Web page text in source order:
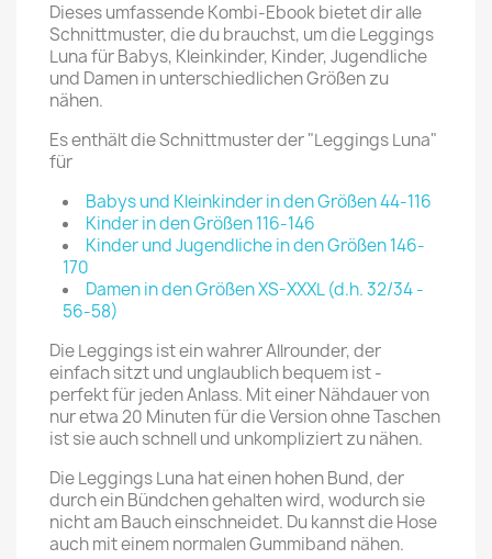
Dieses umfassende Kombi-Ebook bietet dir alle
Schnittmuster, die du brauchst, um die Leggings
Luna für Babys, Kleinkinder, Kinder, Jugendliche
und Damen in unterschiedlichen Größen zu
nähen.
Es enthält die Schnittmuster der "Leggings Luna"
für
Babys und Kleinkinder in den Größen 44-116
Kinder in den Größen 116-146
Kinder und Jugendliche in den Größen 146-
170
Damen in den Größen XS-XXXL (d.h. 32/34 -
56-58)
Die Leggings ist ein wahrer Allrounder, der
einfach sitzt und unglaublich bequem ist -
perfekt für jeden Anlass. Mit einer Nähdauer von
nur etwa 20 Minuten für die Version ohne Taschen
ist sie auch schnell und unkompliziert zu nähen.
Die Leggings Luna hat einen hohen Bund, der
durch ein Bündchen gehalten wird, wodurch sie
nicht am Bauch einschneidet. Du kannst die Hose
auch mit einem normalen Gummiband nähen.